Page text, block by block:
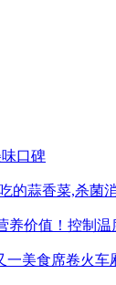
口碑
养价值！控制温